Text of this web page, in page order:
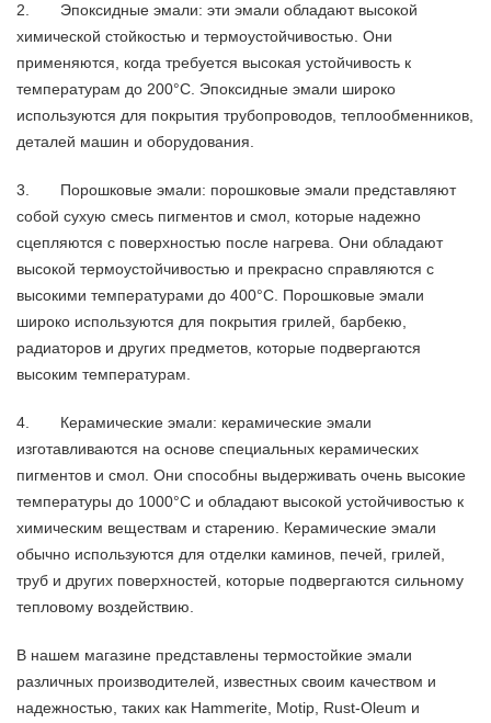
2. Эпоксидные эмали: эти эмали обладают высокой
химической стойкостью и термоустойчивостью. Они
применяются, когда требуется высокая устойчивость к
температурам до 200°C. Эпоксидные эмали широко
используются для покрытия трубопроводов, теплообменников,
деталей машин и оборудования.
3. Порошковые эмали: порошковые эмали представляют
собой сухую смесь пигментов и смол, которые надежно
сцепляются с поверхностью после нагрева. Они обладают
высокой термоустойчивостью и прекрасно справляются с
высокими температурами до 400°C. Порошковые эмали
широко используются для покрытия грилей, барбекю,
радиаторов и других предметов, которые подвергаются
высоким температурам.
4. Керамические эмали: керамические эмали
изготавливаются на основе специальных керамических
пигментов и смол. Они способны выдерживать очень высокие
температуры до 1000°C и обладают высокой устойчивостью к
химическим веществам и старению. Керамические эмали
обычно используются для отделки каминов, печей, грилей,
труб и других поверхностей, которые подвергаются сильному
тепловому воздействию.
В нашем магазине представлены термостойкие эмали
различных производителей, известных своим качеством и
надежностью, таких как Hammerite, Motip, Rust-Oleum и